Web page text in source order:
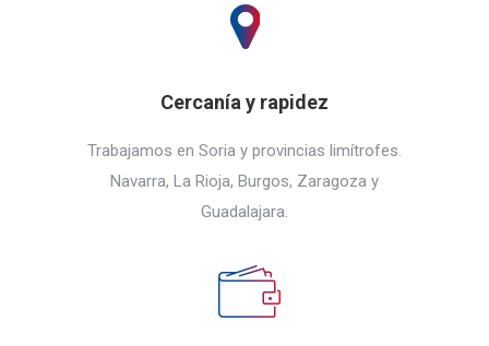
Cercanía y rapidez
Trabajamos en Soria y provincias limítrofes.
Navarra, La Rioja, Burgos, Zaragoza y
Guadalajara.